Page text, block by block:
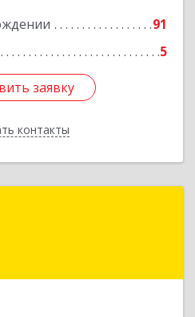
91
5
заявку
контакты
заявку
Назад
г, корпус 2307А,